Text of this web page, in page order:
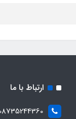
ارتباط با ما
- 09356147755